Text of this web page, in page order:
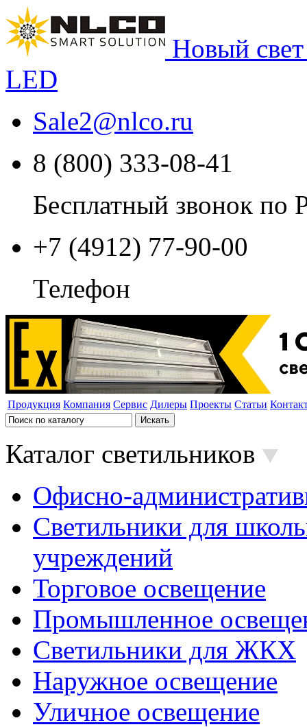
Новый
LED
Sale2@nlco.ru
8 (800) 333-08-41
Бесплатный звонок по
+7 (4912) 77-90-00
Телефон
Продукция Компания Сервис Дилеры Проекты Статьи
Каталог светильников
Офисно-
Светильники для
учреждений
Торговое освещение
Промышленное
Светильники для ЖКХ
Наружное освещение
Уличное освещение